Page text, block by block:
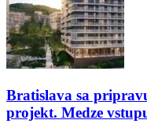
Bratislava sa
projekt. Medze